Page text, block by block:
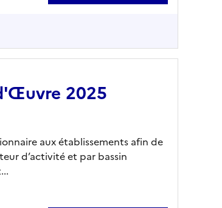
2025
aux établissements afin de
d’activité et par bassin